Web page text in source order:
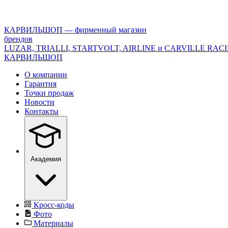
version="1.0"
encoding="utf-
8"?
>
КАРВИЛЬШОП — фирменный магазин
брендов
LUZAR, TRIALLI, STARTVOLT, AIRLINE и CARVILLE
КАРВИЛЬШОП
О компании
Гарантия
Точки продаж
Новости
Контакты
Академия
Кросс-коды
Фото
Материалы